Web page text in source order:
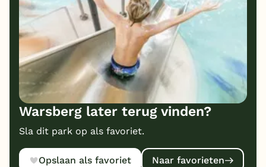
Warsberg later terug vinden?
Sla dit park op als favoriet.
Opslaan als favoriet Naar favorieten